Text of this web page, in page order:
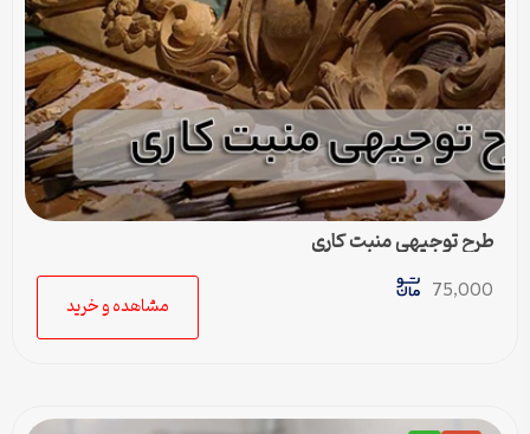
طرح توجیهی منبت کاری
75,000
مشاهده و خرید